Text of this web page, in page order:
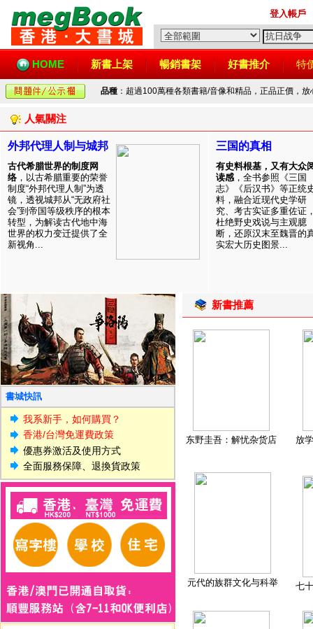
登入帳戶
HOME 新書上架 暢銷書架 好書推介 特
品種 ：超過100萬種各類書籍/音像和精品，正品正價，
人氣關注
外邦代理人制与城邦
古代希腊世界的制度网
络 ，以古希腊重要的荣誉
制度“外邦代理人制”为透
镜，透视城邦从“无政府社
会”到帝国等级秩序的根本
转型，为解读古代地中海
世界的权力变迁提供了全
新视角...
三国的真相
有史料根基，又有大众
读感 ，全书参照《三国
志》《后汉书》等正统
料，融合近现代史学研
究、考古实证多重佐证
杜绝野史戏说与主观臆
断，还原汉末至魏晋的
实宏大历史图景...
書城快訊
我系新手，如何購買？
香港/台灣免運費政策
優惠券激活及使用方式
全面服務保障、退換貨政策
新書推薦
东野圭吾：解忧杂货店 放
元代的族群文化与科举 七